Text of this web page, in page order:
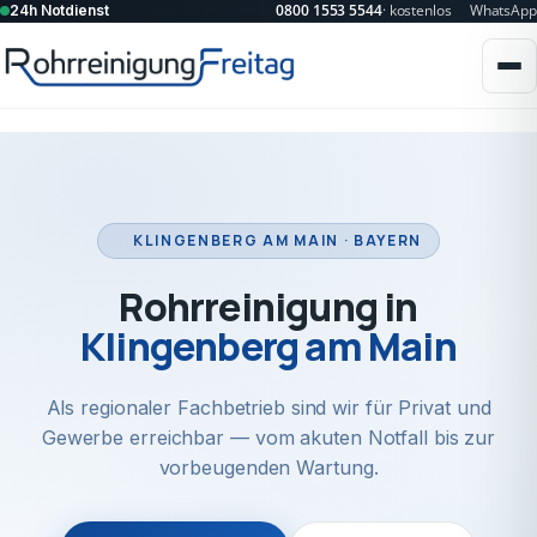
24h Notdienst 0800 1553 5544· kostenlos WhatsApp
KLINGENBERG AM MAIN · BAYERN
Rohrreinigung in
Klingenberg am Main
Als regionaler Fachbetrieb sind wir für Privat und
Gewerbe erreichbar — vom akuten Notfall bis zur
vorbeugenden Wartung.